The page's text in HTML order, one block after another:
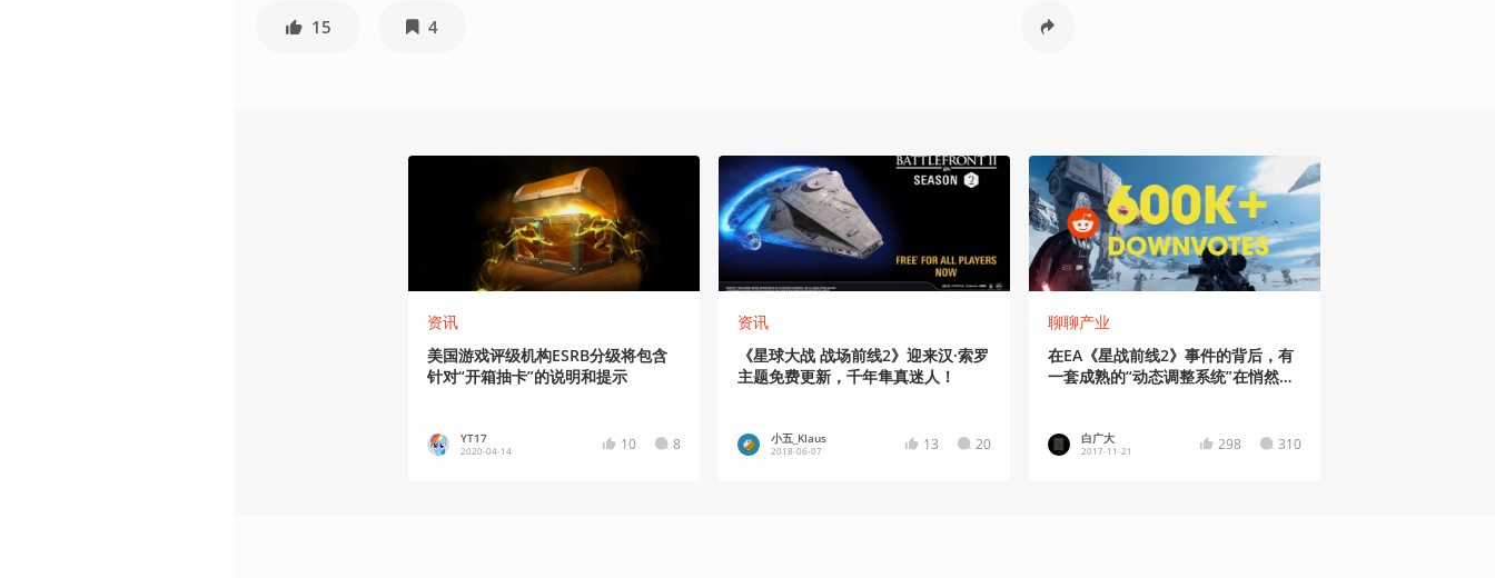
15 4
资讯
美国游戏评级机构ESRB分级将包含
针对“开箱抽卡”的说明和提示
YT17
2020-04-14 10 8
资讯
《星球大战 战场前线2》迎来汉·索罗
主题免费更新，千年隼真迷人！
小五_Klaus
2018-06-07 13 20
聊聊产业
在EA《星战前线2》事件的背后，有
一套成熟的“动态调整系统”在悄然运
白广大
2017-11-21 298 310